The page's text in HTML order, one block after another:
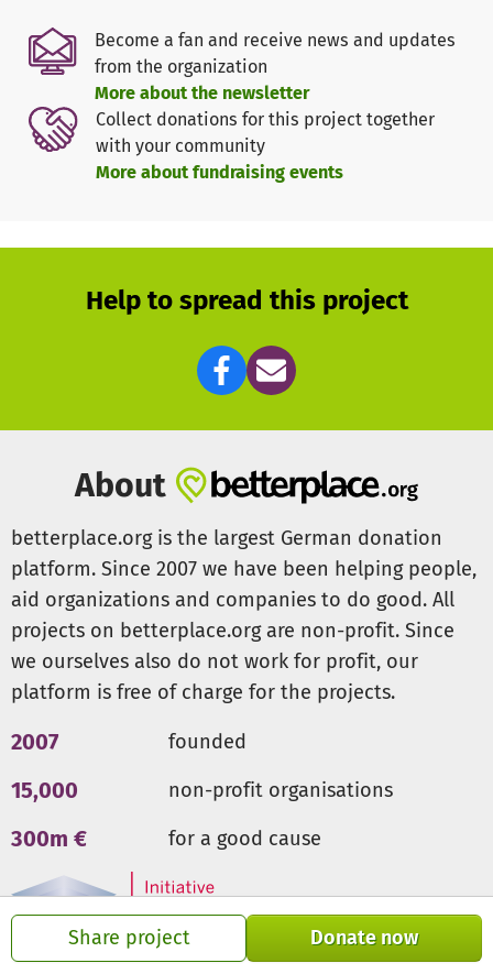
Share project Donate now
Become a fan and receive news and updates
from the organization
More about the newsletter
Collect donations for this project together
with your community
More about fundraising events
Help to spread this project
About
betterplace.org is the largest German donation
platform. Since 2007 we have been helping people,
aid organizations and companies to do good. All
projects on betterplace.org are non-profit. Since
we ourselves also do not work for profit, our
platform is free of charge for the projects.
2007 founded
15,000 non-profit organisations
300m € for a good cause